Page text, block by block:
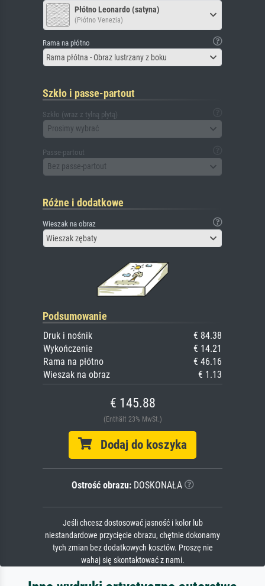
Płótno Leonardo (satyna)
(Płótno Venezia)
Rama na płótno
Rama płótna - Obraz lustrzany z boku
Szkło i passe-partout
Szkło (wraz z tylną płytą)
Prosimy wybrać
Passe-partout
Bez passe-partout
Różne i dodatkowe
Wieszak na obraz
Wieszak zębaty
Podsumowanie
Druk i nośnik
€ 84.38
Wykończenie
€ 14.21
Rama na płótno
€ 46.16
Wieszak na obraz
€ 1.13
€ 145.88
(Enthält 23% MwSt.)
Dodaj do koszyka
Ostrość obrazu:DOSKONAŁA
Jeśli chcesz dostosować jasność i kolor lub
niestandardowe przycięcie obrazu, chętnie dokonamy
tych zmian bez dodatkowych kosztów. Proszę nie
wahaj się skontaktować z nami.